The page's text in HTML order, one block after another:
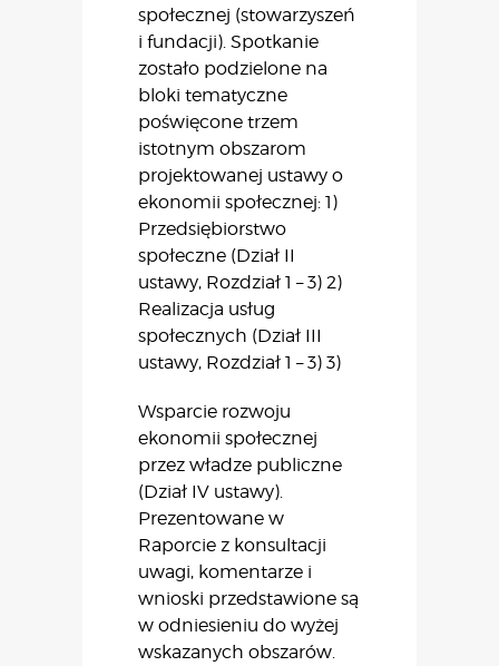
społecznej (stowarzyszeń
i fundacji). Spotkanie
zostało podzielone na
bloki tematyczne
poświęcone trzem
istotnym obszarom
projektowanej ustawy o
ekonomii społecznej: 1)
Przedsiębiorstwo
społeczne (Dział II
ustawy, Rozdział 1 – 3) 2)
Realizacja usług
społecznych (Dział III
ustawy, Rozdział 1 – 3) 3)
Wsparcie rozwoju
ekonomii społecznej
przez władze publiczne
(Dział IV ustawy).
Prezentowane w
Raporcie z konsultacji
uwagi, komentarze i
wnioski przedstawione są
w odniesieniu do wyżej
wskazanych obszarów.